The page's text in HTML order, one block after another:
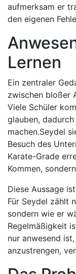
aufmerksam er
den eigenen
Lernen
Ein zentraler
zwischen bloßer
Viele Schüler
glauben,
machen.Seydel
Besuch des
Karate-Grade
Kommen,
Diese Aussage
Für Seydel zählt
sondern wie er
Regelmäßigkeit
nur anwesend
anzustrengen,